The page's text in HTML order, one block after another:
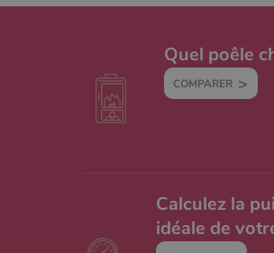
Quel poêle
COMPARER
Calculez la
idéale de